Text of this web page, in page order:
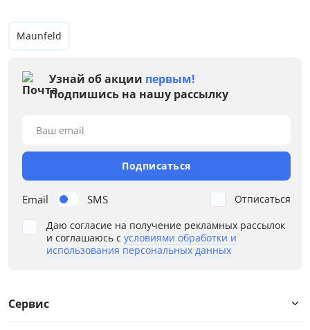
Высота, см
до
Крепление
Освещение
Режим работы
Maunfeld
Узнай об акции первым!
Подпишись на нашу рассылку
Email SMS
Ваш email
Подписаться
Даю согласие на получение рекламных рассылок
и соглашаюсь с условиями обработки и
использования персональных данных
Отписаться
Сервис